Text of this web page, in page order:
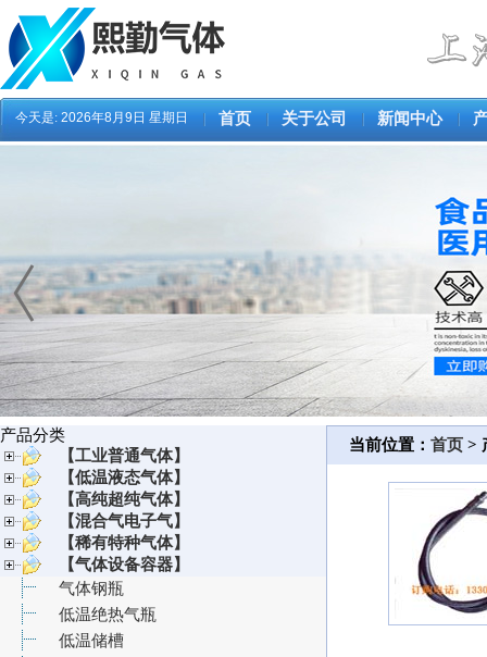
今天是: 2026年8月9日 星期日 首页 关于公司 新闻中心
产品分类
【工业普通气体】
【低温液态气体】
【高纯超纯气体】
【混合气电子气】
【稀有特种气体】
【气体设备容器】
气体钢瓶
低温绝热气瓶
低温储槽
当前位置： 首页 >